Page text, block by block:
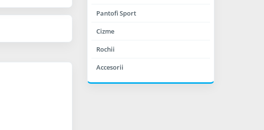
Pantofi Sport
Cizme
Rochii
Accesorii